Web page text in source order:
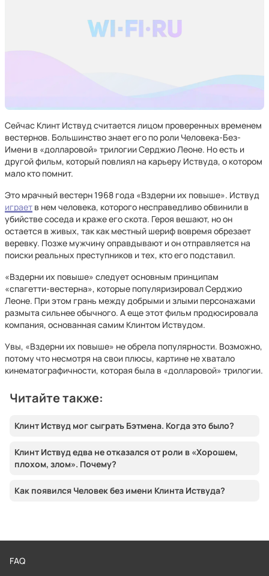
Сейчас Клинт Иствуд считается лицом проверенных временем
вестернов. Большинство знает его по роли Человека-Без-
Имени в «долларовой» трилогии Серджио Леоне. Но есть и
другой фильм, который повлиял на карьеру Иствуда, о котором
мало кто помнит.
Это мрачный вестерн 1968 года «Вздерни их повыше». Иствуд
играет в нем человека, которого несправедливо обвинили в
убийстве соседа и краже его скота. Героя вешают, но он
остается в живых, так как местный шериф вовремя обрезает
веревку. Позже мужчину оправдывают и он отправляется на
поиски реальных преступников и тех, кто его подставил.
«Вздерни их повыше» следует основным принципам
«спагетти-вестерна», которые популяризировал Серджио
Леоне. При этом грань между добрыми и злыми персонажами
размыта сильнее обычного. А еще этот фильм продюсировала
компания, основанная самим Клинтом Иствудом.
Увы, «Вздерни их повыше» не обрела популярности. Возможно,
потому что несмотря на свои плюсы, картине не хватало
кинематографичности, которая была в «долларовой» трилогии.
Читайте также:
Клинт Иствуд мог сыграть Бэтмена. Когда это было?
Клинт Иствуд едва не отказался от роли в «Хорошем,
плохом, злом». Почему?
Как появился Человек без имени Клинта Иствуда?
FAQ